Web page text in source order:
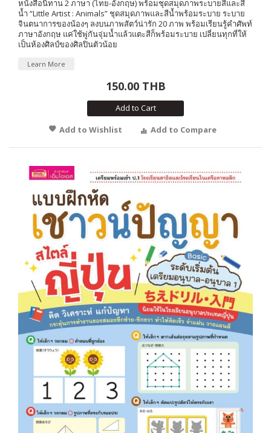
หนังสือนิทาน 2 ภาษา (ไทย-อังกฤษ) พร้อมชุดสมุดภาพระบายสีและสี
น้ำ “Little Artist : Animals” ชุดสมุดภาพและสีน้ำพร้อมระบาย ระบาย
จินตนาการของน้องๆ ลงบนภาพสัตว์น่ารัก 20 ภาพ พร้อมเรียนรู้คำศัพท์
ภาษาอังกฤษ แค่ใช้พู่กันจุ่มน้ำแล้วแตะสีก็พร้อมระบาย เปลี่ยนทุกที่ให้
เป็นห้องศิลป์ของศิลปินตัวน้อย
Learn More
150.00 THB
Add to Cart
Add to Wishlist
Add to Compare